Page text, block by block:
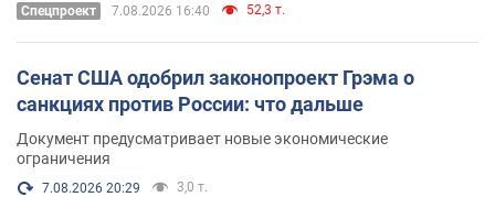
Спецпроект 7.08.2026 16:40 52,3 т.
Сенат США одобрил законопроект Грэма о
санкциях против России: что дальше
Документ предусматривает новые экономические
ограничения
7.08.2026 20:29 3,0 т.